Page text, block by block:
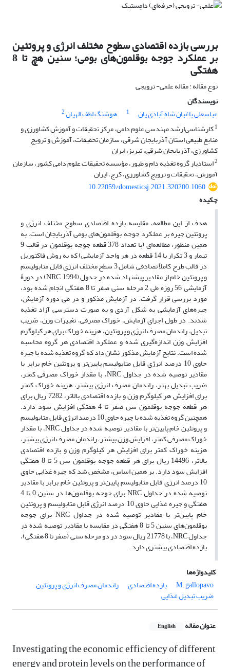
بررسی بازده اقتصادی سطوح مختلف انرژی و پروتئین
بر عملکرد جوجه بوقلمون‌های بومی؛ سنین هچ تا 8
هفتگی
نوع مقاله : مقاله علمی- ترویجی
نویسندگان
عباسعلی باغبان شاه آبادی یان
1 هوشنگ لطف الهیان2
1کارشناسی‌ارشد مهندسی علوم دامی، مرکز تحقیقات و آموزش کشاورزی و
منابع طبیعی استان آذربایجان‌ شرقی، سازمان تحقیقات، آموزش و ترویج
کشاورزی، آذربایجان شرقی، تبریز، ایران
2استادیار گروه تغذیه دام و طیور، مؤسسه تحقیقات علوم دامی کشور، سازمان
آموزش، تحقیقات و ترویج کشاورزی، کرج، ایران
10.22059/domesticsj.2021.320200.1060
چکیده
هدف از این مطالعه، مقایسه بازده اقتصادی سطوح مختلف انرژی و
پروتئین جیره بر عملکرد جوجه بوقلمون‌های بومی آذربایجان است. به
همین منظور، مطالعه‌ای (با تعداد 378 قطعه جوجه بوقلمون‌ در قالب 9
تیمار و 3 تکرار با 14 قطعه در هر واحد آزمایشی) که به روش فاکتوریل
در قالب طرح کاملاً تصادفی شامل 3 سطح مختلف انرژی قابل ‌متابولیسم
و پروتئین‌ خام از مقادیر پیشنهاد شده‌ در جدول (NRC, 1994) در دورۀ
آزمایشی 56 روزه طی 2 مرحله سنی صفر تا 8 هفتگی ‌انجام شده بود،
مورد بررسی قرار گرفت. در آزمایش مذکور و در طی دوره آزمایش،
جیره‌های آزمایشی به شکل آردی و به صورت دسترسی آزاد تغذیه
شدند. در طول اجرای آزمایش، خوراک مصرفی، تغییرات وزن، ضریب
تبدیل، راندمان مصرف انرژی و پروتئین، هزینه خوراک برای هر کیلوگرم
افزایش وزن اندازه‌گیری شده و عملکرد اقتصادی هر گروه محاسبه
شده است. نتایج آزمایش مذکور نشان داد که گروه تغذیه شده با جیره
حاوی 10 درصد انرژی قابل متابولیسم پایین‌تر و پروتئین خام برابر با
مقادیر توصیه شده در جداول NRC، با مقدار خوراک مصرفی کمتر،
ضریب تبدیل بهتر، راندمان مصرف انرژی بیشتر، هزینه خوراک کمتر
برای افزایش هر کیلوگرم وزن و بازده اقتصادی بالاتر، 7282 ریال برای
هر قطعه جوجه بوقلمون سن صفر تا 4 هفتگی افزایش سود دارد.
همچنین گروه تغذیه شده با جیره حاوی 10 درصد انرژی قابل متابولیسم
و پروتئین خام پایین‌تر با مقادیر توصیه شده در جداول NRC، با مقدار
خوراک مصرفی کمتر، افزایش وزن بیشتر، راندمان مصرف انرژی بیشتر،
هزینه خوراک کمتر برای افزایش هر کیلوگرم وزن و بازده اقتصادی
بالاتر، 14496 ریال برای هر قطعه جوجه بوقلمون سن 5 تا 8 هفتگی
افزایش سود دارد. بر همین اساس، مشخص شد که جیره غذایی حاوی
10 درصد انرژی قابل متابولیسم پایین‌تر و پروتئین خام برابر با مقادیر
توصیه شده در جداول NRC برای جوجه بوقلمون‌ها در سنین 0 تا 4
هفتگی و جیره غذایی حاوی 10 درصد انرژی قابل متابولیسم و پروتئین
خام پایین‌تر با مقادیر توصیه شده در جداول NRC برای جوجه
بوقلمون‌های سنین 5 تا 8 هفتگی در مقایسه با مقادیر توصیه شده در
جداول NRC، با 21778 ریال سود در دو مرحله سنی (صفر تا 8 هفتگی)،
بازده اقتصادی بیشتری دارد.
کلیدواژه‌ها
M. gallopavo
بازده اقتصادی راندمان مصرف انرژی و پروتئین
ضریب تبدیل غذایی
عنوان مقاله English
Investigating the economic efficiency of different